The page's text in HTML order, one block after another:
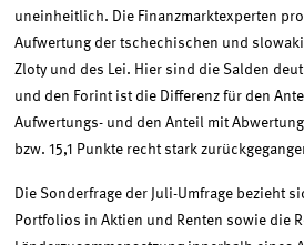
uneinheitlich. Die Finanzmarktexperten
Aufwertung der tschechischen und
Zloty und des Lei. Hier sind die Salden
und den Forint ist die Differenz für den
Aufwertungs- und den Anteil mit
bzw. 15,1 Punkte recht stark
Die Sonderfrage der Juli-Umfrage bezieht
Portfolios in Aktien und Renten sowie die